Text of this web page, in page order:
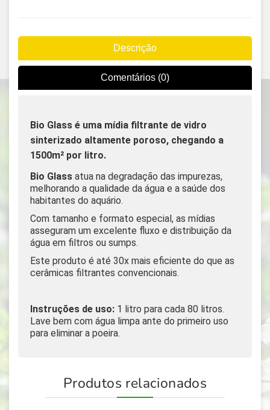
Descrição
Comentários (0)
Bio Glass é uma mídia filtrante de vidro
sinterizado altamente poroso, chegando a
1500m² por litro.
Bio Glass atua na degradação das impurezas,
melhorando a qualidade da água e a saúde dos
habitantes do aquário.
Com tamanho e formato especial, as mídias
asseguram um excelente fluxo e distribuição da
água em filtros ou sumps.
Este produto é até 30x mais eficiente do que as
cerâmicas filtrantes convencionais.
Instruções de uso: 1 litro para cada 80 litros.
Lave bem com água limpa ante do primeiro uso
para eliminar a poeira.
Produtos relacionados